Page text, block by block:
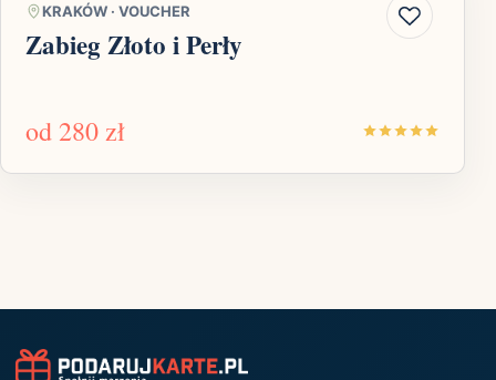
KRAKÓW · VOUCHER
Zabieg Złoto i Perły
od 280 zł